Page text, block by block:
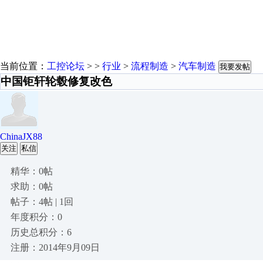
当前位置： 工控论坛 > > 行业 > 流程制造 > 汽车制造 我要发帖
中国钜轩轮毂修复改色
ChinaJX88
关注 私信
精华：0帖
求助：0帖
帖子：4帖 | 1回
年度积分：0
历史总积分：6
注册：2014年9月09日